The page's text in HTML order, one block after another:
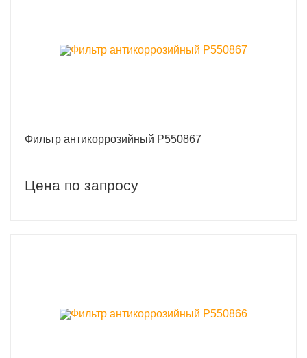
Фильтр антикоррозийный P550867
Цена по запросу